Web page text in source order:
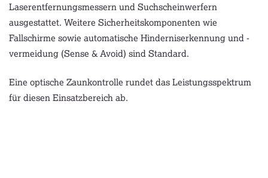
Laserentfernungsmessern und Suchscheinwerfern
ausgestattet. Weitere Sicherheitskomponenten wie
Fallschirme sowie automatische Hinderniserkennung und -
vermeidung (Sense & Avoid) sind Standard.
Eine optische Zaunkontrolle rundet das Leistungsspektrum
für diesen Einsatzbereich ab.